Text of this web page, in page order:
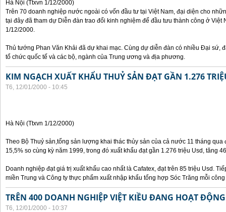
Hà Nội (Ttxvn 1/12/2000)
Trên 70 doanh nghiệp nước ngoài có vốn đầu tư tại Việt Nam, đại diện cho
tại đây đã tham dự Diễn đàn trao đổi kinh nghiệm để đầu tưu thành công ở Việt
1/12/2000.
Thủ tướng Phan Văn Khải đã dự khai mạc. Cùng dự diễn đàn có nhiều Đại sứ,
tổ chức quốc tế và các bộ, ngành của Trung ương và địa phương.
KIM NGẠCH XUẤT KHẨU THUỶ SẢN ĐẠT GẦN 1.276
T6, 12/01/2000 - 10:45
Hà Nội (Ttxvn 1/12/2000)
Theo Bộ Thuỷ sản,tổng sản lượng khai thác thủy sản của cả nước 11 tháng qua
15,5% so cùng kỳ năm 1999, trong đó xuất khẩu đạt gần 1.276 triệu Usd, tăng
Doanh nghiệp đạt giá trị xuất khẩu cao nhất là Cafatex, đạt trên 85 triệu Usd.
miền Trung và Công ty thực phẩm xuất nhập khẩu tổng hợp Sóc Trăng mỗi
TRÊN 400 DOANH NGHIỆP VIỆT KIỀU ĐANG HOẠT
T6, 12/01/2000 - 10:37